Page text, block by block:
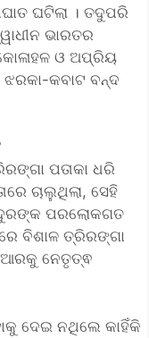
ଘଟିଲା । ତଦୁପରି
ଭାରତର
ଓ ଅପ୍ରିୟ
କବାଟ ବନ୍ଦ
ପତାକା ଧରି
ଚାଲୁଥିଲା, ସେହି
ପରଲୋକଗତ
ବିଶାଳ ତ୍ରିରଙ୍ଗା
ନେତୃତ୍ଵ
ଦେଇ ନଥିଲେ କାହିଁକି